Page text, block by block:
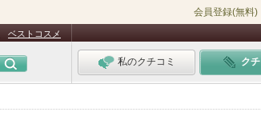
会員登録(無料)
ベストコスメ
私のクチコミ ク